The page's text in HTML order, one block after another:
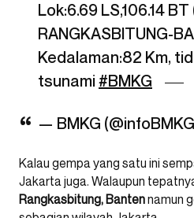
Lok:6.69 LS,106.14
RANGKASBITUNG-
Kedalaman:82 Km,
tsunami #BMKG
— BMKG
Kalau gempa yang satu ini
Jakarta juga. Walaupun
Rangkasbitung, Bantennamun